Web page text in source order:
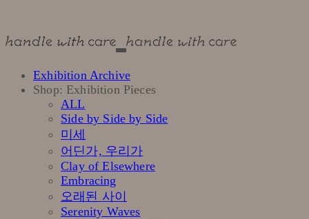
Exhibition Archive
Shop: Exhibition Pieces
ALL
Side by Side by Side
미세
어딘가, 우리가
Clay of Elsewhere
Embracing
오래된 사이
Serenity Waves